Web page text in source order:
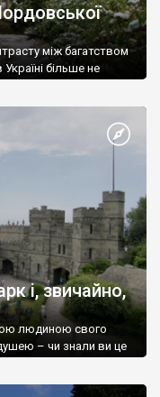
між багатством
більше не
і, звичайно,
людиною свого
– чи знали ви це